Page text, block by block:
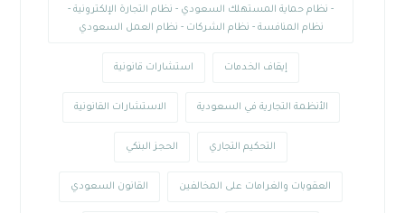
- نظام حماية المستهلك السعودي - نظام التجارة الإلكترونية -
نظام المنافسة - نظام الشركات - نظام العمل السعودي
إيقاف الخدمات استشارات قانونية
الأنظمة التجارية في السعودية الاستشارات القانونية
التحكيم التجاري الحجز البنكي
العقوبات والغرامات على المخالفين القانون السعودي